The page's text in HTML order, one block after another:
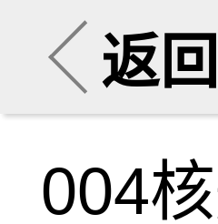
返回
004